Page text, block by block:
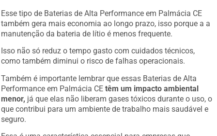
Esse tipo de Baterias de Alta Performance em Palmácia CE
também gera mais economia ao longo prazo, isso porque a a
manutenção da bateria de lítio é menos frequente.
Isso não só reduz o tempo gasto com cuidados técnicos,
como também diminui o risco de falhas operacionais.
Também é importante lembrar que essas Baterias de Alta
Performance em Palmácia CEtêm um impacto ambiental
menor, já que elas não liberam gases tóxicos durante o uso, o
que contribui para um ambiente de trabalho mais saudável e
seguro.